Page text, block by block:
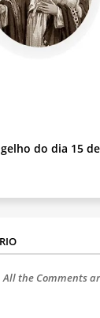
do dia 15
the Comments